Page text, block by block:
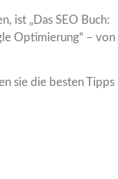
ist „Das SEO Buch:
Optimierung“ – von
sie die besten Tipps